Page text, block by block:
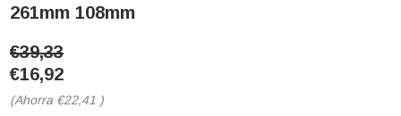
261mm 108mm
€39,33
€16,92
(Ahorra €22,41 )